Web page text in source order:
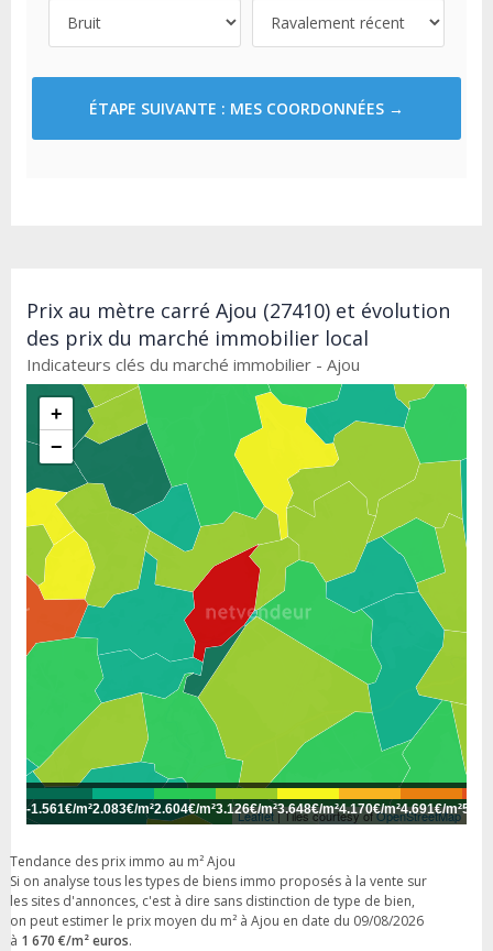
ÉTAPE SUIVANTE : MES COORDONNÉES →
Prix au mètre carré Ajou (27410) et évolution
des prix du marché immobilier local
Indicateurs clés du marché immobilier - Ajou
+
−
Leaflet| Tiles courtesy ofOpenStreetMap
-1.561€/m²2.083€/m²2.604€/m²3.126€/m²3.648€/m²4.170€/m²4.691€/m²
Tendance des prix immo au m² Ajou
Si on analyse tous les types de biens immo proposés à la vente sur
les sites d'annonces, c'est à dire sans distinction de type de bien,
on peut estimer le prix moyen du m² à Ajou en date du 09/08/2026
à 1 670 €/m² euros.